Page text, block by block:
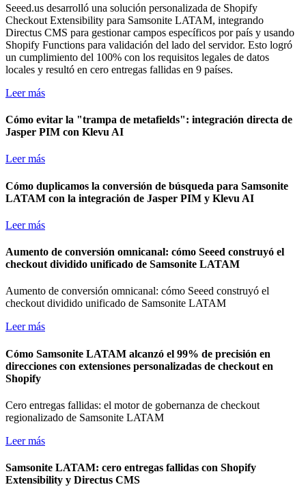
Seeed.us desarrolló una solución personalizada de Shopify
Checkout Extensibility para Samsonite LATAM, integrando
Directus CMS para gestionar campos específicos por país y usando
Shopify Functions para validación del lado del servidor. Esto logró
un cumplimiento del 100% con los requisitos legales de datos
locales y resultó en cero entregas fallidas en 9 países.
Leer más
Cómo evitar la "trampa de metafields": integración directa de
Jasper PIM con Klevu AI
Leer más
Cómo duplicamos la conversión de búsqueda para Samsonite
LATAM con la integración de Jasper PIM y Klevu AI
Leer más
Aumento de conversión omnicanal: cómo Seeed construyó el
checkout dividido unificado de Samsonite LATAM
Aumento de conversión omnicanal: cómo Seeed construyó el
checkout dividido unificado de Samsonite LATAM
Leer más
Cómo Samsonite LATAM alcanzó el 99% de precisión en
direcciones con extensiones personalizadas de checkout en
Shopify
Cero entregas fallidas: el motor de gobernanza de checkout
regionalizado de Samsonite LATAM
Leer más
Samsonite LATAM: cero entregas fallidas con Shopify
Extensibility y Directus CMS